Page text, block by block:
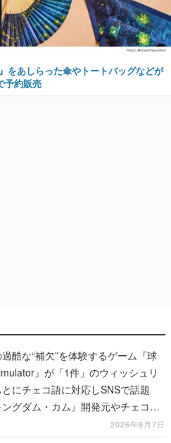
をあしらった傘やトートバッグなどが
予約販売
酷な“補欠”を体験するゲーム『球
』が「1件」のウィッシュリ
にチェコ語に対応しSNSで話題
グダム・カム』開発元やチェコの
2026年8月7日